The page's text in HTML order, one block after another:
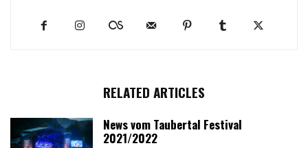
RELATED ARTICLES
News vom Taubertal Festival
2021/2022